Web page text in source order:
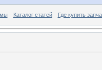
Каталог статей Где купить